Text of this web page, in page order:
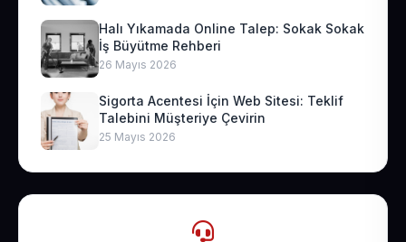
Halı Yıkamada Online Talep: Sokak Sokak
İş Büyütme Rehberi
26 Mayıs 2026
Sigorta Acentesi İçin Web Sitesi: Teklif
Talebini Müşteriye Çevirin
25 Mayıs 2026